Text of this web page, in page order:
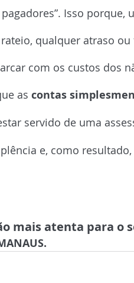
Isso porque,
qualquer atraso
com os custos dos
as contas
servido de uma
e, como resultado,
mais atenta para o